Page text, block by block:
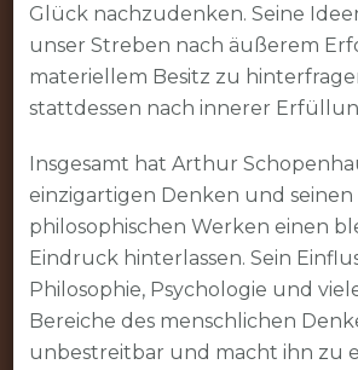
Glück nachzudenken. Seine
unser Streben nach äußerem
materiellem Besitz zu
stattdessen nach innerer
Insgesamt hat Arthur
einzigartigen Denken und seinen
philosophischen Werken einen
Eindruck hinterlassen. Sein
Philosophie, Psychologie und
Bereiche des menschlichen
unbestreitbar und macht ihn zu